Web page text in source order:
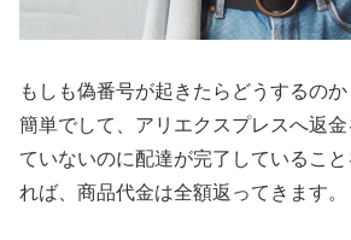
もしも偽番号が起きたらどうするの
簡単でして、アリエクスプレスへ返
ていないのに配達が完了しているこ
れば、商品代金は全額返ってきます。